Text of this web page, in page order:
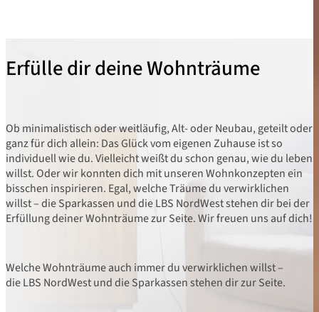
Erfülle dir deine Wohnträume
Ob minimalistisch oder weitläufig, Alt- oder Neubau, geteilt oder
ganz für dich allein: Das Glück vom eigenen Zuhause ist so
individuell wie du. Vielleicht weißt du schon genau, wie du leben
willst. Oder wir konnten dich mit unseren Wohnkonzepten ein
bisschen inspirieren. Egal, welche Träume du verwirklichen
willst – die Sparkassen und die LBS NordWest stehen dir bei der
Erfüllung deiner Wohnträume zur Seite. Wir freuen uns auf dich!
Welche Wohnträume auch immer du verwirklichen willst –
die LBS NordWest und die Sparkassen stehen dir zur Seite.